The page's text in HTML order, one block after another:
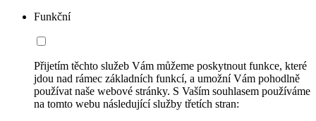
Funkční
Přijetím těchto služeb Vám můžeme poskytnout funkce, které
jdou nad rámec základních funkcí, a umožní Vám pohodlně
používat naše webové stránky. S Vaším souhlasem používáme
na tomto webu následující služby třetích stran: